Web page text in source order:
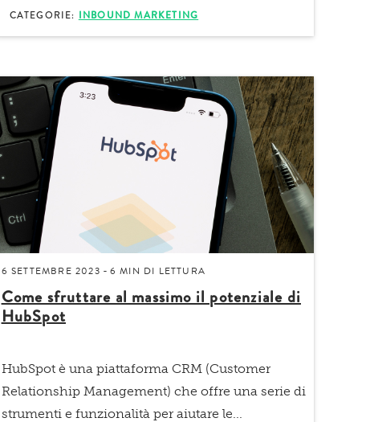
CATEGORIE: INBOUND MARKETING
6 SETTEMBRE 2023 - 6 MIN DI LETTURA
Come sfruttare al massimo il potenziale di
HubSpot
HubSpot è una piattaforma CRM (Customer
Relationship Management) che offre una serie di
strumenti e funzionalità per aiutare le...